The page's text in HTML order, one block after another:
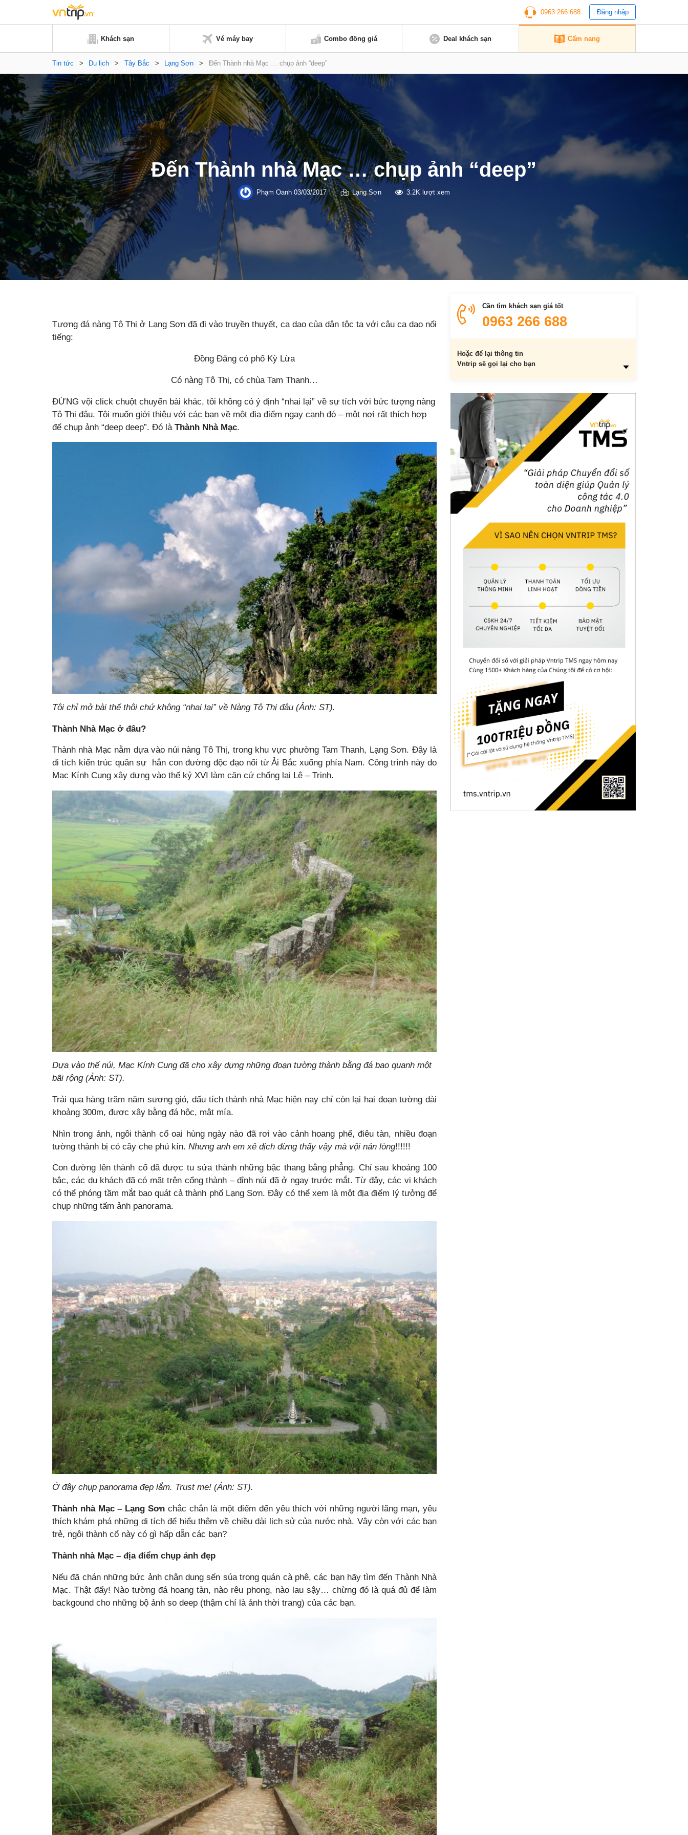
0963 266 688 Đăng nhập
Khách sạn Vé máy bay Combo đồng giá Deal khách sạn Cẩm nang
Tin tức > Du lịch > Tây Bắc > Lạng Sơn > Đến Thành nhà Mạc … chụp ảnh “deep”
Đến Thành nhà Mạc … chụp ảnh “deep”
Phạm Oanh 03/03/2017 Lạng Sơn 3.2K lượt xem
Tượng đá nàng Tô Thị ở Lạng Sơn đã đi vào truyền thuyết, ca dao của dân tộc ta với câu ca dao nổi
tiếng:
Đồng Đăng có phố Kỳ Lừa
Có nàng Tô Thị, có chùa Tam Thanh…
ĐỪNG vội click chuột chuyển bài khác, tôi không có ý định “nhai lại” về sự tích với bức tượng nàng
Tô Thị đâu. Tôi muốn giới thiệu với các bạn về một địa điểm ngay cạnh đó – một nơi rất thích hợp
để chụp ảnh “deep deep”. Đó là Thành Nhà Mạc.
Tôi chỉ mở bài thế thôi chứ không “nhai lại” về Nàng Tô Thị đâu (Ảnh: ST).
Thành Nhà Mạc ở đâu?
Thành nhà Mạc nằm dựa vào núi nàng Tô Thị, trong khu vực phường Tam Thanh, Lạng Sơn. Đây là
di tích kiến trúc quân sự hắn con đường độc đạo nối từ Ải Bắc xuống phía Nam. Công trình này do
Mạc Kính Cung xây dựng vào thế kỷ XVI làm căn cứ chống lại Lê – Trịnh.
Dựa vào thế núi, Mạc Kính Cung đã cho xây dựng những đoạn tường thành bằng đá bao quanh một
bãi rộng (Ảnh: ST).
Trải qua hàng trăm năm sương gió, dấu tích thành nhà Mạc hiện nay chỉ còn lại hai đoạn tường dài
khoảng 300m, được xây bằng đá hộc, mật mía.
Nhìn trong ảnh, ngôi thành cổ oai hùng ngày nào đã rơi vào cảnh hoang phế, điêu tàn, nhiều đoạn
tường thành bị cỏ cây che phủ kín. Nhưng anh em xê dịch đừng thấy vậy mà vội nản lòng!!!!!!
Con đường lên thành cổ đã được tu sửa thành những bậc thang bằng phẳng. Chỉ sau khoảng 100
bậc, các du khách đã có mặt trên cổng thành – đỉnh núi đã ở ngay trước mắt. Từ đây, các vị khách
có thể phóng tầm mắt bao quát cả thành phố Lạng Sơn. Đây có thể xem là một địa điểm lý tưởng để
chụp những tấm ảnh panorama.
Ở đây chụp panorama đẹp lắm. Trust me! (Ảnh: ST).
Thành nhà Mạc – Lạng Sơnchắc chắn là một điểm đến yêu thích với những người lãng mạn, yêu
thích khám phá những di tích để hiểu thêm về chiều dài lịch sử của nước nhà. Vậy còn với các bạn
trẻ, ngôi thành cổ này có gì hấp dẫn các bạn?
Thành nhà Mạc – địa điểm chụp ảnh đẹp
Nếu đã chán những bức ảnh chân dung sến súa trong quán cà phê, các bạn hãy tìm đến Thành Nhà
Mạc. Thật đấy! Nào tường đá hoang tàn, nào rêu phong, nào lau sậy… chừng đó là quá đủ để làm
backgound cho những bộ ảnh so deep (thậm chí là ảnh thời trang) của các bạn.
Cần tìm khách sạn giá tốt
0963 266 688
Hoặc để lại thông tin
Vntrip sẽ gọi lại cho bạn